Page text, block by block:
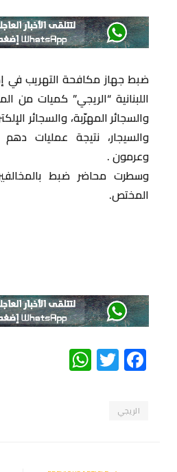
ضبط جهاز مكافحة التهريب في
اللبنانية “الريجي” كميات من
والسجائر المهرّبة، والسجائر
والسيجار، نتيجة عمليات
وعرمون .
وسطرت محاضر ضبط
المختص.
Facebook
Twitter
الريجي